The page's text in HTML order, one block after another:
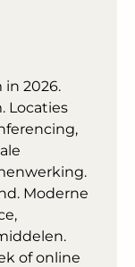
2026.
Locaties
Moderne
of online